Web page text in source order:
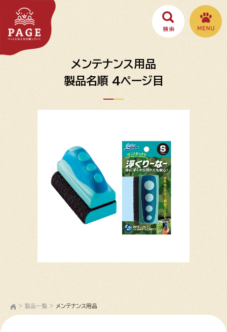
メンテナンス用品
製品名順 4ページ目
> 製品一覧 > メンテナンス用品